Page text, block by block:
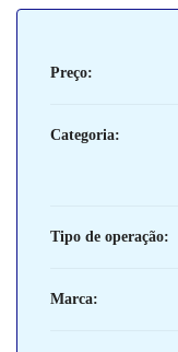
Preço:
Categoria:
Tipo de operação:
Marca: